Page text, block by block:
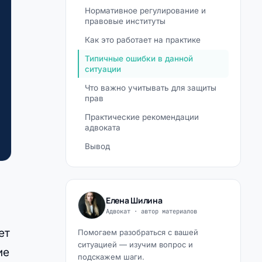
Нормативное регулирование и
правовые институты
Как это работает на практике
Типичные ошибки в данной
ситуации
Что важно учитывать для защиты
прав
Практические рекомендации
адвоката
Вывод
Елена Шилина
Адвокат · автор материалов
Помогаем разобраться с вашей
ситуацией — изучим вопрос и
подскажем шаги.